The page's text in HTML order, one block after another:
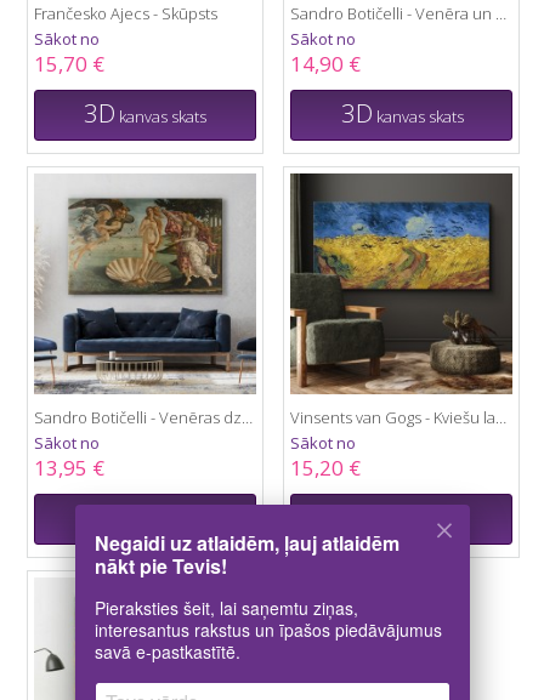
Frančesko Ajecs - Skūpsts
Sākot no
15,70 €
3D kanvas skats
Sākot no
14,90 €
3D kanvas skats
Sandro Botičelli - Venēras dzimšana
Sākot no
13,95 €
Vinsents van Gogs - Kviešu lauks ar vārnām
Sākot no
15,20 €
kanvas skats
Negaidi uz atlaidēm, ļauj atlaidēm
nākt pie Tevis!
Pieraksties šeit, lai saņemtu ziņas,
interesantus rakstus un īpašos piedāvājumus
savā e-pastkastītē.